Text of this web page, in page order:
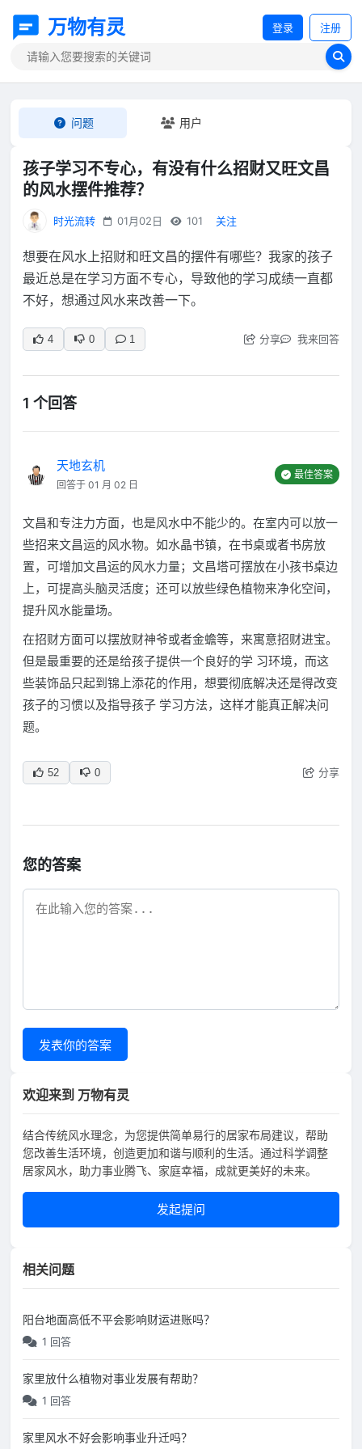
万物有灵 登录 注册
问题 用户
孩子学习不专心，有没有什么招财又旺文昌
的风水摆件推荐？
时光流转 01月02日 101 关注
想要在风水上招财和旺文昌的摆件有哪些？我家的孩子
最近总是在学习方面不专心，导致他的学习成绩一直都
不好，想通过风水来改善一下。
4 0 1 分享 我来回答
1 个回答
天地玄机
回答于 01 月 02 日
最佳答案
文昌和专注力方面，也是风水中不能少的。在室内可以放一
些招来文昌运的风水物。如水晶书镇，在书桌或者书房放
置，可增加文昌运的风水力量；文昌塔可摆放在小孩书桌边
上，可提高头脑灵活度；还可以放些绿色植物来净化空间，
提升风水能量场。
在招财方面可以摆放财神爷或者金蟾等，来寓意招财进宝。
但是最重要的还是给孩子提供一个良好的学 习环境，而这
些装饰品只起到锦上添花的作用，想要彻底解决还是得改变
孩子的习惯以及指导孩子 学习方法，这样才能真正解决问
题。
52 0 分享
您的答案
发表你的答案
欢迎来到 万物有灵
结合传统风水理念，为您提供简单易行的居家布局建议，帮助
您改善生活环境，创造更加和谐与顺利的生活。通过科学调整
居家风水，助力事业腾飞、家庭幸福，成就更美好的未来。
发起提问
相关问题
阳台地面高低不平会影响财运进账吗？
1 回答
家里放什么植物对事业发展有帮助？
1 回答
家里风水不好会影响事业升迁吗？